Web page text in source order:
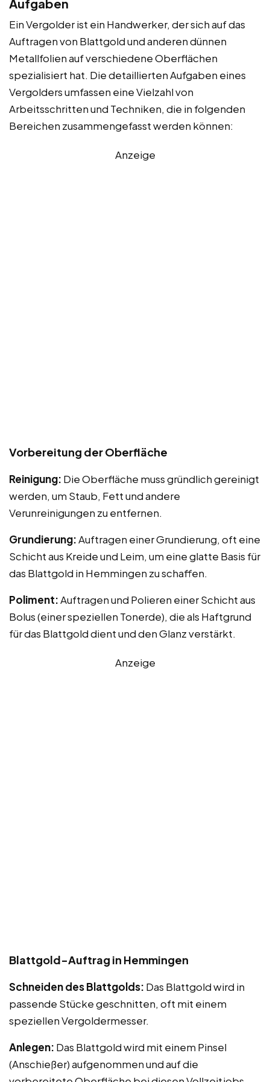
Aufgaben
Ein Vergolder ist ein Handwerker, der sich auf das
Auftragen von Blattgold und anderen dünnen
Metallfolien auf verschiedene Oberflächen
spezialisiert hat. Die detaillierten Aufgaben eines
Vergolders umfassen eine Vielzahl von
Arbeitsschritten und Techniken, die in folgenden
Bereichen zusammengefasst werden können:
Anzeige
Vorbereitung der Oberfläche
Reinigung: Die Oberfläche muss gründlich gereinigt
werden, um Staub, Fett und andere
Verunreinigungen zu entfernen.
Grundierung:Auftragen einer Grundierung, oft eine
Schicht aus Kreide und Leim, um eine glatte Basis für
das Blattgold in Hemmingen zu schaffen.
Poliment:Auftragen und Polieren einer Schicht aus
Bolus (einer speziellen Tonerde), die als Haftgrund
für das Blattgold dient und den Glanz verstärkt.
Anzeige
Blattgold-Auftrag in Hemmingen
Schneiden des Blattgolds: Das Blattgold wird in
passende Stücke geschnitten, oft mit einem
speziellen Vergoldermesser.
Anlegen: Das Blattgold wird mit einem Pinsel
(Anschießer) aufgenommen und auf die